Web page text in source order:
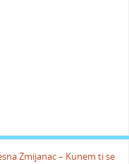
Zmijanac – Kunem ti se